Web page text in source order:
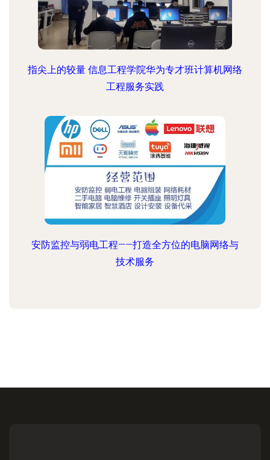
指尖上的较量 信息工程学院华为专才班计算机网络
工程服务实践
安防监控与弱电工程——打造全方位的电脑网络与
技术服务